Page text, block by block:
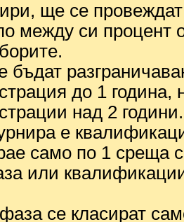
ще се
между си процент
бъдат
до 1
над 2 години.
е
само по 1 среща
или
се класират